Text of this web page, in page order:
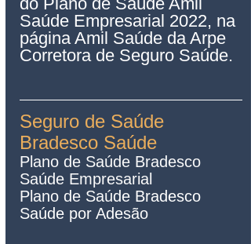
Saúde Empresarial 2022, na
página Amil Saúde da Arpe
Corretora de Seguro Saúde.
Seguro de Saúde
Bradesco Saúde
Plano de Saúde Bradesco
Saúde Empresarial
Plano de Saúde Bradesco
Saúde por Adesão